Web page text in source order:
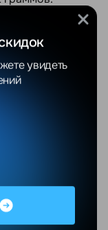
что он на
дисплеев.
за
увидеть